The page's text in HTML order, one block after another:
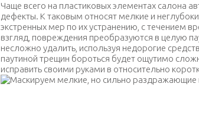
Чаще всего на пластиковых элементах салона
дефекты. К таковым относят мелкие и
экстренных мер по их устранению, с течением
взгляд, повреждения преобразуются в целую
несложно удалить, используя недорогие
паутиной трещин бороться будет ощутимо
исправить своими руками в относительно